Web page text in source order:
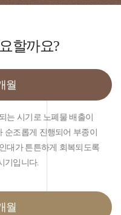
할까요?
월
는 시기로 노폐물 배출이
조롭게 진행되어 부종이
대가 튼튼하게 회복되도록
기입니다.
월